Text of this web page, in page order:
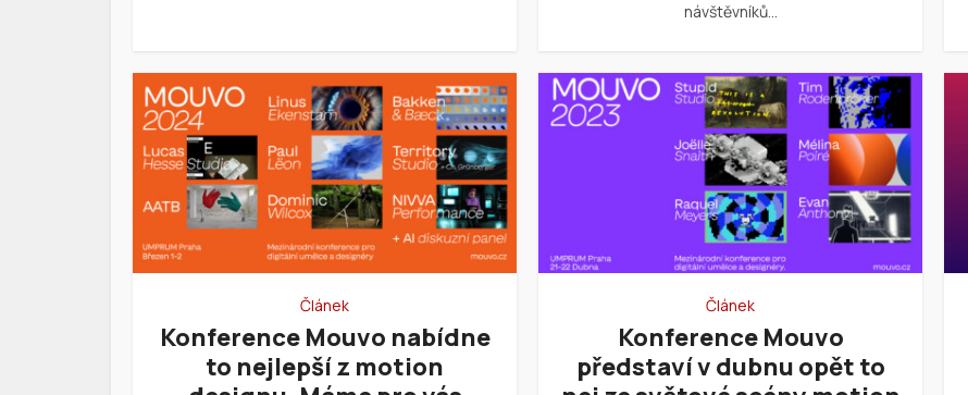
návštěvníků…
Článek
Konference Mouvo nabídne
to nejlepší z motion
Článek
Konference Mouvo
představí v dubnu opět to